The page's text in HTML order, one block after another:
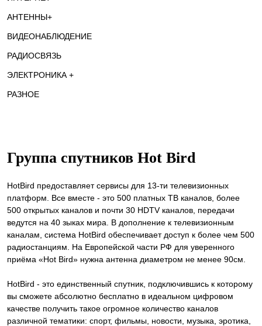
АНТЕННЫ+
ВИДЕОНАБЛЮДЕНИЕ
РАДИОСВЯЗЬ
ЭЛЕКТРОНИКА +
РАЗНОЕ
Группа спутников Hot Bird
HotBird предоставляет сервисы для 13-ти телевизионных
платформ. Все вместе - это 500 платных ТВ каналов, более
500 открытых каналов и почти 30 HDTV каналов, передачи
ведутся на 40 зыках мира. В дополнение к телевизионным
каналам, система HotBird обеспечивает доступ к более чем 500
радиостанциям. На Европейской части РФ для уверенного
приёма «Hot Bird» нужна антенна диаметром не менее 90см.
HotBird - это единственный спутник, подключившись к которому
вы сможете абсолютно бесплатно в идеальном цифровом
качестве получить такое огромное количество каналов
различной тематики: спорт, фильмы, новости, музыка, эротика,